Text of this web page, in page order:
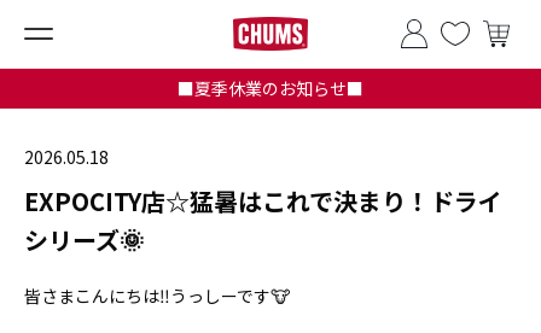
■夏季休業のお知らせ■
2026.05.18
EXPOCITY店☆猛暑はこれで決まり！ドライ
シリーズ🌞
皆さまこんにちは‼️うっしーです🐮